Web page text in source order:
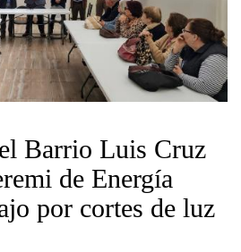
Barrio Luis Cruz
de Energía
por cortes de luz